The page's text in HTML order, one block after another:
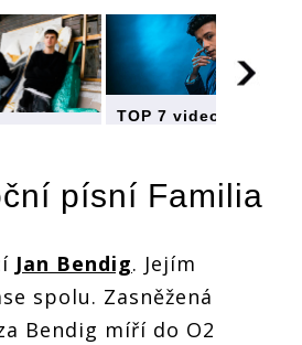
archiv,
a
o
TOP 7 videoklipů
Annabelle
Nebe zpívá o
Vánocích
písní Familia
Jan Bendig. Jejím
spolu. Zasněžená
Bendig míří do O2